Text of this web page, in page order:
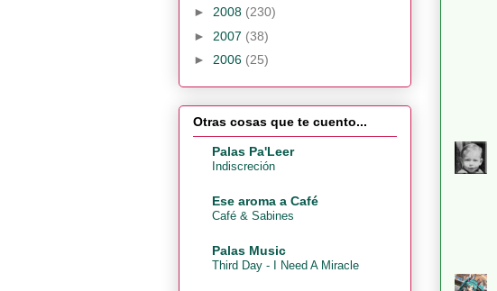
► 2008 (230)
► 2007 (38)
► 2006 (25)
Otras cosas que te cuento...
Palas Pa'Leer
Indiscreción
Ese aroma a Café
Café & Sabines
Palas Music
Third Day - I Need A Miracle